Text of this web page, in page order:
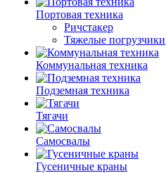
Портовая техника
Ричстакер
Тяжелые погрузчики
Коммунальная техника
Подземная техника
Тягачи
Самосвалы
Гусеничные краны